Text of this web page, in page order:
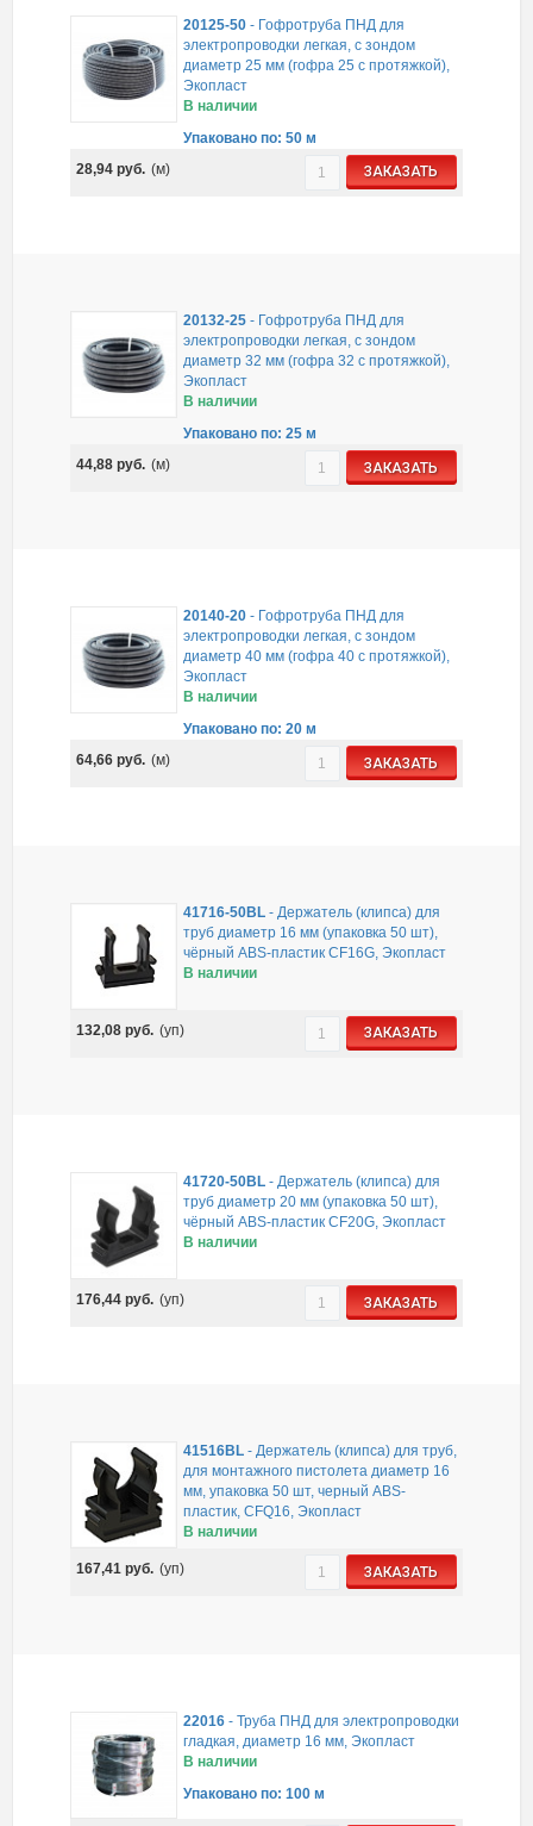
20125-50 - Гофротруба ПНД для
электропроводки легкая, с зондом
диаметр 25 мм (гофра 25 с протяжкой),
Экопласт
В наличии
Упаковано по: 50 м
28,94руб. (м) ЗАКАЗАТЬ
20132-25 - Гофротруба ПНД для
электропроводки легкая, с зондом
диаметр 32 мм (гофра 32 с протяжкой),
Экопласт
В наличии
Упаковано по: 25 м
44,88руб. (м) ЗАКАЗАТЬ
20140-20 - Гофротруба ПНД для
электропроводки легкая, с зондом
диаметр 40 мм (гофра 40 с протяжкой),
Экопласт
В наличии
Упаковано по: 20 м
64,66руб. (м) ЗАКАЗАТЬ
41716-50BL - Держатель (клипса) для
труб диаметр 16 мм (упаковка 50 шт),
чёрный ABS-пластик CF16G, Экопласт
В наличии
132,08руб. (уп) ЗАКАЗАТЬ
41720-50BL -Держатель (клипса) для
труб диаметр 20 мм (упаковка 50 шт),
чёрный ABS-пластик CF20G, Экопласт
В наличии
176,44руб. (уп) ЗАКАЗАТЬ
41516BL -Держатель (клипса) для труб,
для монтажного пистолета диаметр 16
мм, упаковка 50 шт, черный ABS-
пластик, CFQ16, Экопласт
В наличии
167,41руб. (уп) ЗАКАЗАТЬ
22016 -Труба ПНД для электропроводки
гладкая, диаметр 16 мм, Экопласт
В наличии
Упаковано по: 100 м